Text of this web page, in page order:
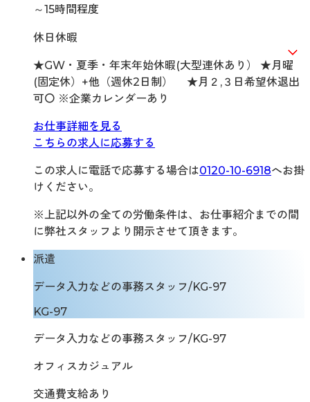
～15時間程度
休日休暇
★GW・夏季・年末年始休暇(大型連休あり） ★月曜
(固定休）+他（週休2日制） ★月２,３日希望休退出
可〇 ※企業カレンダーあり
お仕事詳細を見る
こちらの求人に応募する
この求人に電話で応募する場合は0120-10-6918へお掛
けください。
※上記以外の全ての労働条件は、お仕事紹介までの間
に弊社スタッフより開示させて頂きます。
派遣
データ入力などの事務スタッフ/KG-97
KG-97
データ入力などの事務スタッフ/KG-97
オフィスカジュアル
交通費支給あり